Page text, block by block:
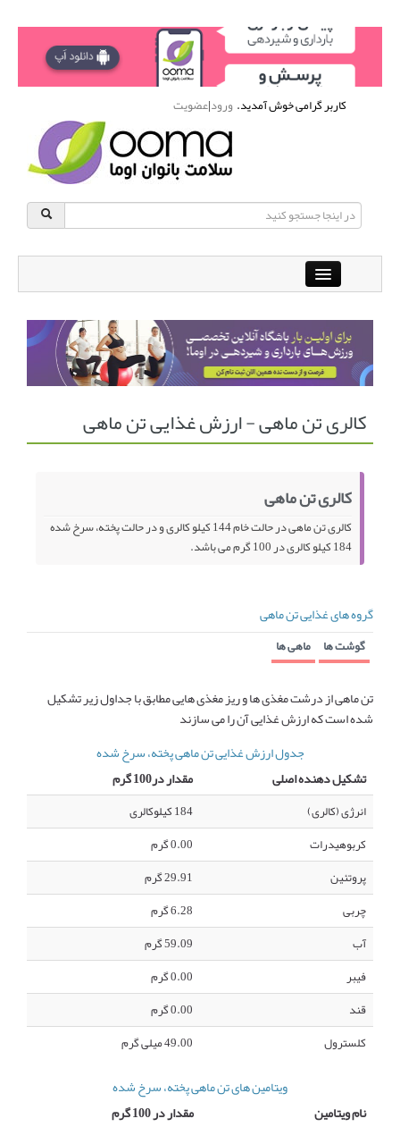
کاربر گرامی خوش آمدید.ورود|عضویت
باشگاه آنلاین ورزشی اوما
دانشنامه سلامت بانوان پرسش و پاسخ
انجمن متخصصین زنان و اوما انتخاب نام کودک
تماس با ما
کالری تن ماهی - ارزش غذایی تن ماهی
کالری تن ماهی
کالری تن ماهی در حالت خام 144 کیلو کالری و در حالت پخته، سرخ شده
184 کیلو کالری در 100 گرم می باشد.
گروه های غذایی تن ماهی
گوشت ها ماهی ها
تن ماهی از درشت مغذی ها و ریز مغذی هایی مطابق با جداول زیر تشکیل
شده است که ارزش غذایی آن را می سازند
جدول ارزش غذایی تن ماهی پخته، سرخ شده
تشکیل دهنده اصلی
مقدار در100 گرم
انرژی (کالری)
184 کیلوکالری
کربوهیدرات
0.00 گرم
پروتئین
29.91 گرم
چربی
6.28 گرم
آب
59.09 گرم
فیبر
0.00 گرم
قند
0.00 گرم
کلسترول
49.00 میلی گرم
ویتامین های تن ماهی پخته، سرخ شده
نام ویتامین
مقدار در 100 گرم